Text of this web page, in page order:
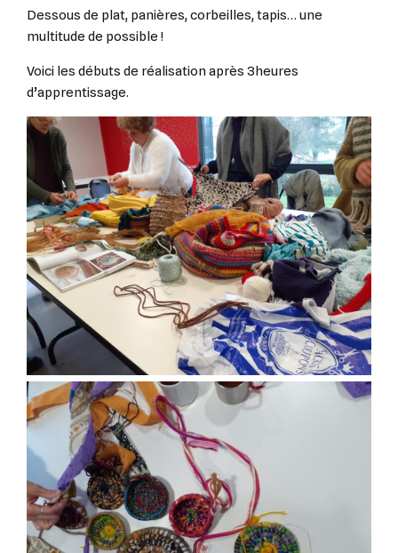
Dessous de plat, panières, corbeilles, tapis… une
multitude de possible !
Voici les débuts de réalisation après 3heures
d’apprentissage.